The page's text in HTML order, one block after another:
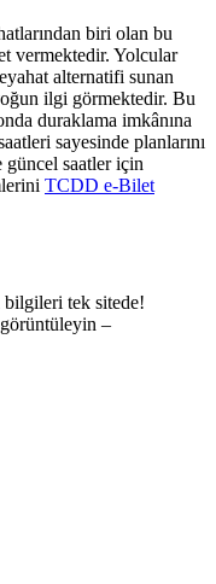
biri olan bu
vermektedir. Yolcular
alternatifi sunan
ilgi görmektedir. Bu
duraklama imkânına
sayesinde planlarını
güncel saatler için
TCDD e-Bilet
tek sitede!
–